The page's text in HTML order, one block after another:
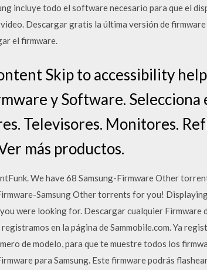
incluye todo el software necesario para que el
Descargar gratis la última versión de
el firmware.
Skip to accessibility
y Software. Selecciona
Televisores. Monitores.
más productos.
We have 68 Samsung-Firmware Other
Samsung Other torrents for you!
were looking for. Descargar cualquier Firmware
en la página de Sammobile.com. Ya
de modelo, para que te muestre todos los
para Samsung. Este firmware podrás